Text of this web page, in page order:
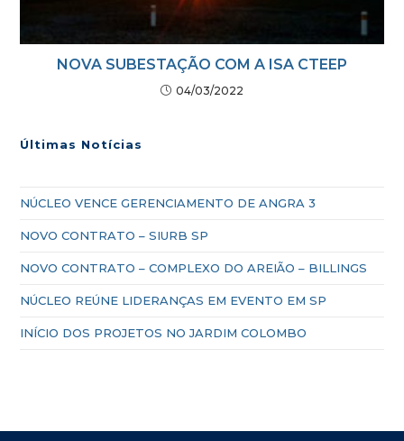
NOVA SUBESTAÇÃO COM A ISA CTEEP
04/03/2022
Últimas Notícias
NÚCLEO VENCE GERENCIAMENTO DE ANGRA 3
NOVO CONTRATO – SIURB SP
NOVO CONTRATO – COMPLEXO DO AREIÃO – BILLINGS
NÚCLEO REÚNE LIDERANÇAS EM EVENTO EM SP
INÍCIO DOS PROJETOS NO JARDIM COLOMBO